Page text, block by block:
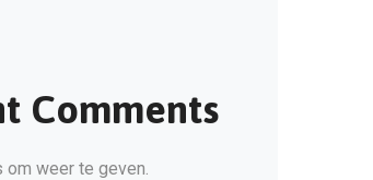
Comments
om weer te geven.